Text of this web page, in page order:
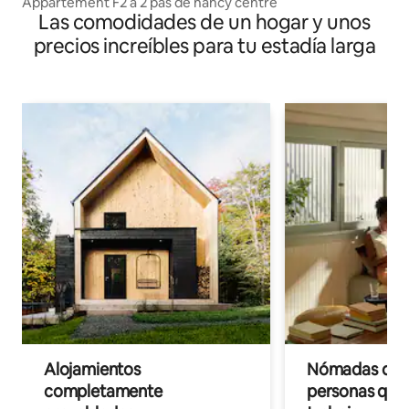
Las comodidades de un hogar y unos
precios increíbles para tu estadía larga
Alojamientos
completamente
Nómadas
personas